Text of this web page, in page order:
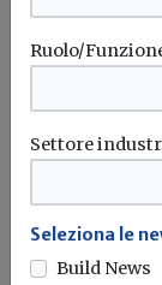
Ripresa
Redazione
Ruolo/
Settore
Seleziona le
Build News